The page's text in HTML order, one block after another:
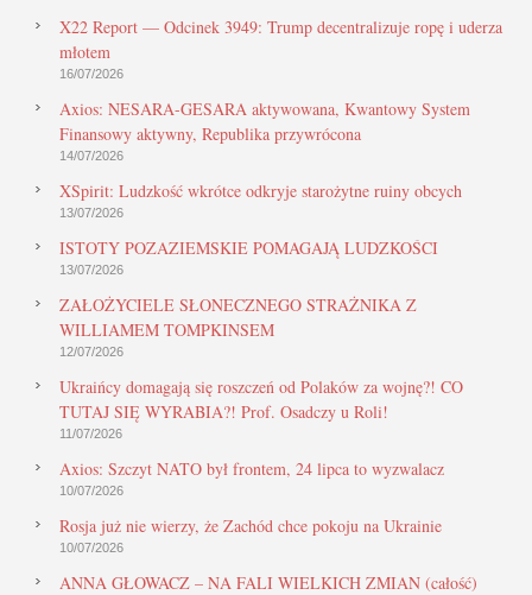
X22 Report — Odcinek 3949: Trump decentralizuje ropę i uderza
młotem
16/07/2026
Axios: NESARA-GESARA aktywowana, Kwantowy System
Finansowy aktywny, Republika przywrócona
14/07/2026
XSpirit: Ludzkość wkrótce odkryje starożytne ruiny obcych
13/07/2026
ISTOTY POZAZIEMSKIE POMAGAJĄ LUDZKOŚCI
13/07/2026
ZAŁOŻYCIELE SŁONECZNEGO STRAŻNIKA Z
WILLIAMEM TOMPKINSEM
12/07/2026
Ukraińcy domagają się roszczeń od Polaków za wojnę?! CO
TUTAJ SIĘ WYRABIA?! Prof. Osadczy u Roli!
11/07/2026
Axios: Szczyt NATO był frontem, 24 lipca to wyzwalacz
10/07/2026
Rosja już nie wierzy, że Zachód chce pokoju na Ukrainie
10/07/2026
ANNA GŁOWACZ – NA FALI WIELKICH ZMIAN (całość)